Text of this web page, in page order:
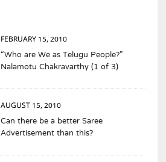
FEBRUARY 15, 2010
“Who are We as Telugu People?”
Nalamotu Chakravarthy (1 of 3)
AUGUST 15, 2010
Can there be a better Saree
Advertisement than this?